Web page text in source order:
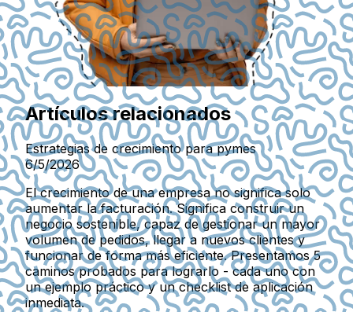
Artículos relacionados
Estrategias de crecimiento para pymes
6/5/2026
El crecimiento de una empresa no significa solo
aumentar la facturación. Significa construir un
negocio sostenible, capaz de gestionar un mayor
volumen de pedidos, llegar a nuevos clientes y
funcionar de forma más eficiente. Presentamos 5
caminos probados para lograrlo - cada uno con
un ejemplo práctico y un checklist de aplicación
inmediata.